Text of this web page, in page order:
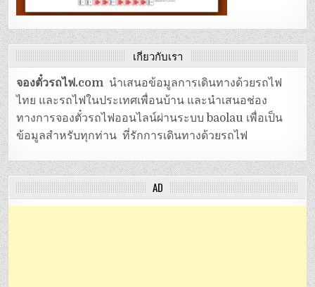
เกี่ยวกับเรา
จองตั๋วรถไฟ.com นำเสนอข้อมูลการเดินทางด้วยรถไฟ
ไทย และรถไฟในประเทศเพื่อนบ้าน และนำเสนอช่อง
ทางการจองตั๋วรถไฟออนไลน์ผ่านระบบ baolau เพื่อเป็น
ข้อมูลสำหรับทุกท่าน ที่รักการเดินทางด้วยรถไฟ
AD